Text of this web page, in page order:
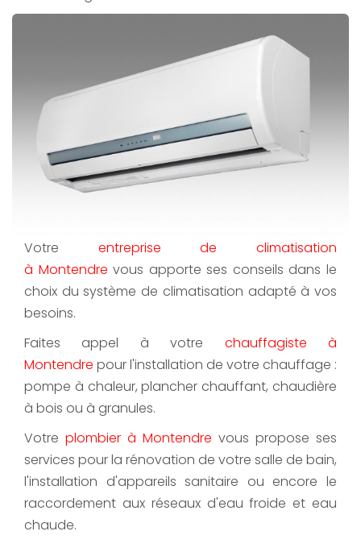
Votre entreprise de climatisation
à Montendre vous apporte ses conseils dans le
choix du système de climatisation adapté à vos
besoins.
Faites appel à votre chauffagiste à
Montendre pour l'installation de votre chauffage :
pompe à chaleur, plancher chauffant, chaudière
à bois ou à granules.
Votre plombier à Montendre vous propose ses
services pour la rénovation de votre salle de bain,
l'installation d'appareils sanitaire ou encore le
raccordement aux réseaux d'eau froide et eau
chaude.